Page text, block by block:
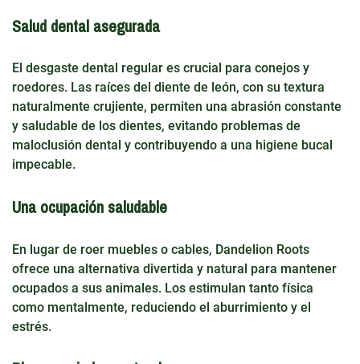
Salud dental asegurada
El desgaste dental regular es crucial para conejos y
roedores. Las raíces del diente de león, con su textura
naturalmente crujiente, permiten una abrasión constante
y saludable de los dientes, evitando problemas de
maloclusión dental y contribuyendo a una higiene bucal
impecable.
Una ocupación saludable
En lugar de roer muebles o cables, Dandelion Roots
ofrece una alternativa divertida y natural para mantener
ocupados a sus animales. Los estimulan tanto física
como mentalmente, reduciendo el aburrimiento y el
estrés.